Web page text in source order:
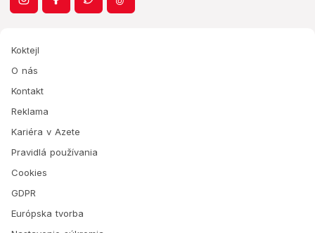
Koktejl
O nás
Kontakt
Reklama
Kariéra v Azete
Pravidlá používania
Cookies
GDPR
Európska tvorba